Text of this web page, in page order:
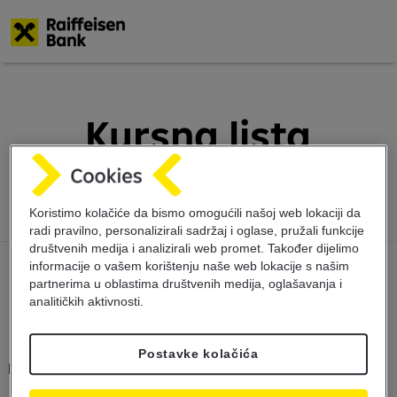
Kursna lista
30.12.2023
Kursna lista
Koristimo kolačiće da bismo omogućili našoj web lokaciji da
radi pravilno, personalizirali sadržaj i oglase, pružali funkcije
društvenih medija i analizirali web promet. Također dijelimo
informacije o vašem korištenju naše web lokacije s našim
partnerima u oblastima društvenih medija, oglašavanja i
analitičkih aktivnosti.
Postavke kolačića